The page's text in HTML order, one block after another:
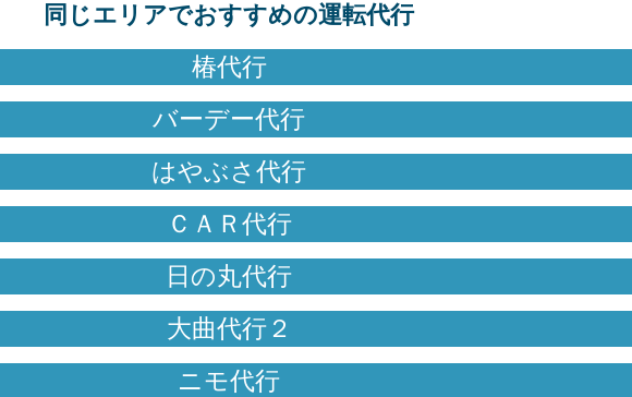
同じエリアでおすすめの運転代行
椿代行
バーデー代行
はやぶさ代行
ＣＡＲ代行
日の丸代行
大曲代行２
ニモ代行